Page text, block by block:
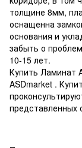
толщине 8мм,
оснащенна
основания и
забыть о
10-15 лет.
Купить Ламинат
ASDmarket .
представленных